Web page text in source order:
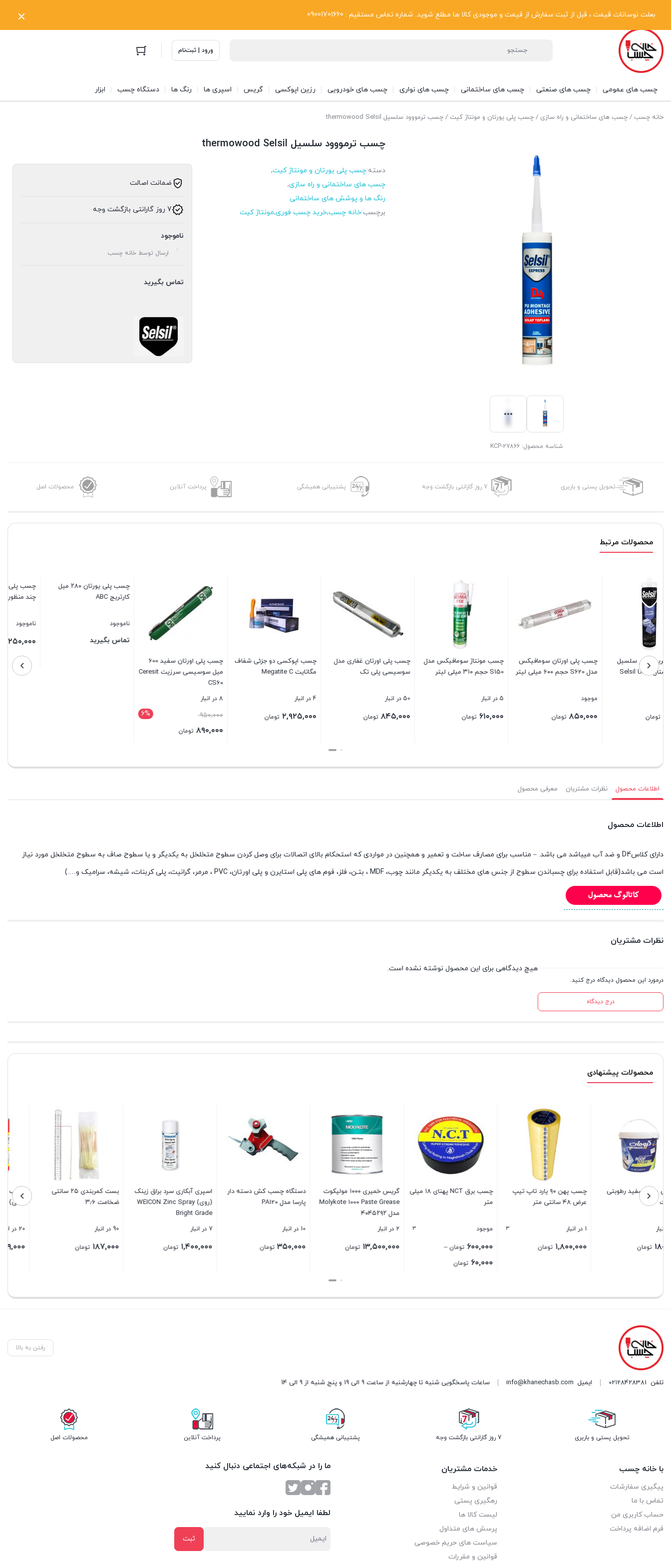
بعلت نوسانات قیمت ، قبل از ثبت سفارش از قیمت و موجودی کالا ها مطلع شوید. شماره تماس مستقیم : 09001701660
پیگیری سفارشات دریافت فاکتور رسمی تماس با ما درباره ما بلاگ
ورود | ثبت‌نام
چسب های عمومی چسب های صنعتی چسب های ساختمانی چسب های نواری چسب های خودرویی رزین اپوکسی گریس اسپری ها رنگ ها دستگاه چسب ابزار
خانه چسب / چسب های ساختمانی و راه سازی / چسب پلی یورتان و مونتاژ کیت / چسب ترمووود سلسیل thermowood Selsil
شناسه محصول: KCP-27866
چسب ترمووود سلسیل thermowood Selsil
دسته:چسب پلی یورتان و مونتاژ کیت,
چسب های ساختمانی و راه سازی,
رنگ ها و پوشش های ساختمانی
برچسب:خانه چسب,خرید چسب فوری,مونتاژ کیت
ضمانت اصالت
7 روز گارانتی بازگشت وجه
ناموجود
ارسال توسط خانه چسب
تماس بگیرید
تحویل پستی و باربری 7 روز گارانتی بازگشت وجه پشتیبانی همیشگی پرداخت آنلاین محصولات اصل
محصولات مرتبط
چسب پلی اورتان سومافیکس
مدل S620 حجم ۶۰۰ میلی لیتر
۸۵۰,۰۰۰
چسب مونتاژ سومافیکس مدل
S150 حجم ۳۱۰ میلی لیتر
۶۱۰,۰۰۰
چسب پلی اورتان غفاری مدل
سوسیسی پلی تک
۸۴۵,۰۰۰
چسب اپوکسی دو جزئی شفاف
مگاتایت Megatite C
۲,۹۲۵,۰۰۰
چسب پلی اورتان سفید 600
میل سوسیسی سرزیت Ceresit
6% ۹۵۰,۰۰۰
کارتریج ABC
تماس بگیرید
چسب پلی اورتان سوسیسی
چند منظوره سیکافلکس
۱,۲۵۰,۰۰۰
اطلاعات محصول نظرات مشتریان معرفی محصول
اطلاعات محصول
دارای کلاسD4 و ضد آب میباشد می باشد. – مناسب برای مصارف ساخت و تعمیر و همچنین در مواردی که استحکام بالای اتصالات برای وصل کردن سطوح متخلخل به یکدیگر و یا سطوح صاف به سطوح متخلخل مورد نیاز
است می باشد(قابل استفاده برای چسباندن سطوح از جنس های مختلف به یکدیگر مانند چوب، MDF ، بتـن، فلز، فوم های پلی استایرن و پلی اورتان، PVC ، مرمر، گرانیت، پلی کربنات، شیشه، سرامیک و….)
نظرات مشتریان
درمورد این محصول دیدگاه درج کنید.
درج دیدگاه
هیچ دیدگاهی برای این محصول نوشته نشده است.
محصولات پیشنهادی
چسب پهن ۹۰ یارد تاپ تیپ
عرض ۴۸ سانتی متر
1 در انبار 3
۱,۸۰۰,۰۰۰
چسب برق NCT پهنای ۱۸ میلی
متر
3
۶۰۰,۰۰۰
گریس خمیری ۱۰۰۰ مولیکوت
Molykote 1000 Paste Grease
۱۳,۵۰۰,۰۰۰
دستگاه چسب کش دسته دار
پارسا مدل PA120
10 در انبار
۳۵۰,۰۰۰ تومان
اسپری آبکاری سرد براق زینک
(روی) WEICON Zinc Spray
7 در انبار
۱,۴۰۰,۰۰۰
بست کمربندی ۲۵ سانتی
ضخامت ۳٫۶
90 در انبار
۱۸۷,۰۰۰
چسب فوری رازی لوکس (آهن
ربعی) S.B.R
20 در انبار
۸۹,۰۰۰
رفتن به بالا
تلفن 02128428381 ایمیل info@khanechasb.com ساعات پاسخگویی شنبه تا چهارشنبه از ساعت 9 الی 19 و پنج شنبه از 9 الی 14
تحویل پستی و باربری 7 روز گارانتی بازگشت وجه پشتیبانی همیشگی پرداخت آنلاین محصولات اصل
با خانه چسب
پیگیری سفارشات
تماس با ما
حساب کاربری من
فرم اضافه پرداخت
خدمات مشتریان
قوانین و شرایط
رهگیری پستی
لیست کالا ها
پرسش های متداول
سیاست های حریم خصوصی
قوانین و مقررات
ما را در شبکه‌های اجتماعی دنبال کنید
لطفا ایمیل خود را وارد نمایید